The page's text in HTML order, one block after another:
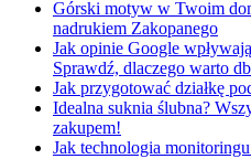
Górski motyw w Twoim
nadrukiem Zakopanego
Jak opinie Google
Sprawdź, dlaczego warto
Jak przygotować działkę
Idealna suknia ślubna?
zakupem!
Jak technologia